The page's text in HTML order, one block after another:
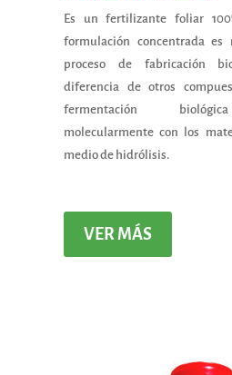
Es un fertilizante foliar
formulación concentrada
proceso de fabricación
diferencia de otros
fermentación
molecularmente con los
medio de hidrólisis.
VER MÁS